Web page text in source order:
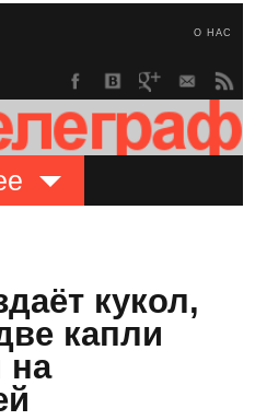
О НАС
кукол,
капли
на